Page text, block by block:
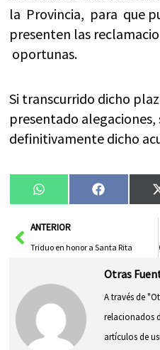
la Provincia, para que
presenten las
oportunas.
Si transcurrido dicho
presentado
definitivamente dicho
Compartir
en
WhatsApp
en
AntANTERIOR
Triduo en honor a Santa Rita
Otras
A través de
relacionados
artículos de